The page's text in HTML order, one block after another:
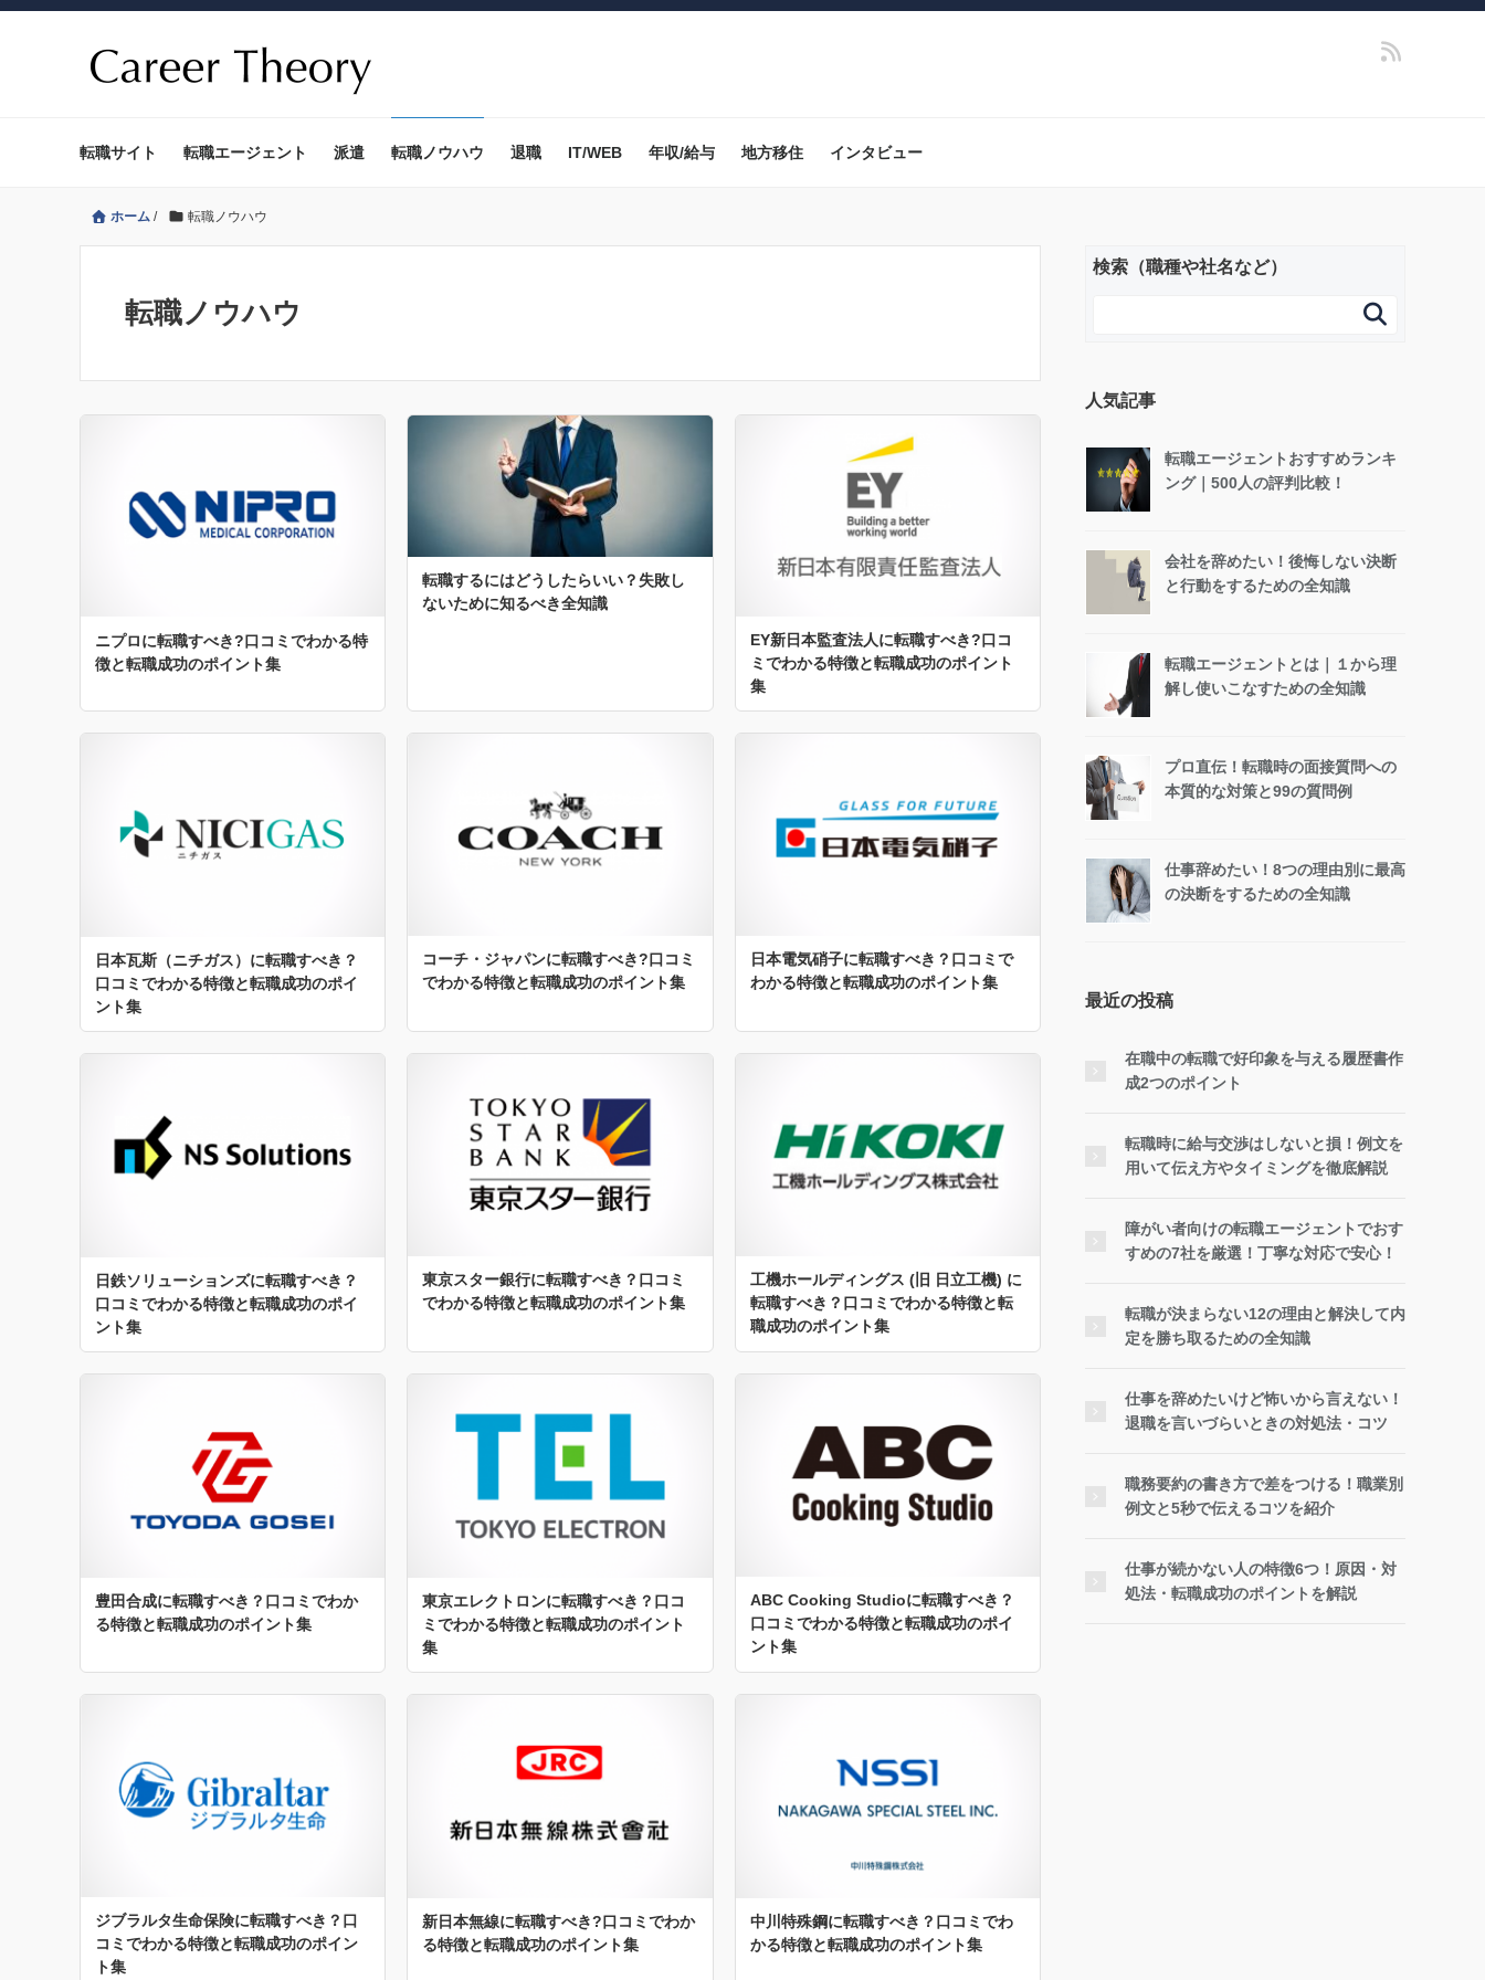
転職サイト 転職エージェント 派遣 転職ノウハウ 退職 IT/WEB 年収/給与 地方移住 インタビュー
ホーム / 転職ノウハウ
転職ノウハウ
ニプロに転職すべき?口コミでわかる特
徴と転職成功のポイント集
転職するにはどうしたらいい？失敗し
ないために知るべき全知識
EY新日本監査法人に転職すべき?口コ
ミでわかる特徴と転職成功のポイント
集
日本瓦斯（ニチガス）に転職すべき？
口コミでわかる特徴と転職成功のポイ
ント集
コーチ・ジャパンに転職すべき?口コミ
でわかる特徴と転職成功のポイント集
日本電気硝子に転職すべき？口コミで
わかる特徴と転職成功のポイント集
日鉄ソリューションズに転職すべき？
口コミでわかる特徴と転職成功のポイ
ント集
東京スター銀行に転職すべき？口コミ
でわかる特徴と転職成功のポイント集
工機ホールディングス (旧 日立工機) に
転職すべき？口コミでわかる特徴と転
職成功のポイント集
豊田合成に転職すべき？口コミでわか
る特徴と転職成功のポイント集
東京エレクトロンに転職すべき？口コ
ミでわかる特徴と転職成功のポイント
集
ABC Cooking Studioに転職すべき？
口コミでわかる特徴と転職成功のポイ
ント集
ジブラルタ生命保険に転職すべき？口
コミでわかる特徴と転職成功のポイン
ト集
新日本無線に転職すべき?口コミでわか
る特徴と転職成功のポイント集
中川特殊鋼に転職すべき？口コミでわ
かる特徴と転職成功のポイント集
検索（職種や社名など）

人気記事
転職エージェントおすすめランキ
ング｜500人の評判比較！
会社を辞めたい！後悔しない決断
と行動をするための全知識
転職エージェントとは｜１から理
解し使いこなすための全知識
プロ直伝！転職時の面接質問への
本質的な対策と99の質問例
仕事辞めたい！8つの理由別に最高
の決断をするための全知識
最近の投稿
在職中の転職で好印象を与える履歴書作
成2つのポイント
転職時に給与交渉はしないと損！例文を
用いて伝え方やタイミングを徹底解説
障がい者向けの転職エージェントでおす
すめの7社を厳選！丁寧な対応で安心！
転職が決まらない12の理由と解決して内
定を勝ち取るための全知識
仕事を辞めたいけど怖いから言えない！
退職を言いづらいときの対処法・コツ
職務要約の書き方で差をつける！職業別
例文と5秒で伝えるコツを紹介
仕事が続かない人の特徴6つ！原因・対
処法・転職成功のポイントを解説